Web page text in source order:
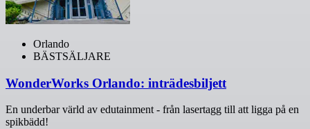
Orlando
BÄSTSÄLJARE
WonderWorks Orlando: inträdesbiljett
En underbar värld av edutainment - från lasertagg till att ligga på en
spikbädd!